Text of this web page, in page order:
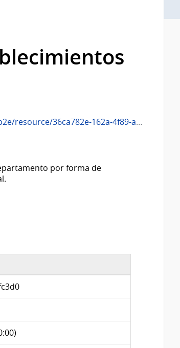
download/metadatos_mides-indicador-11648.json
por forma de